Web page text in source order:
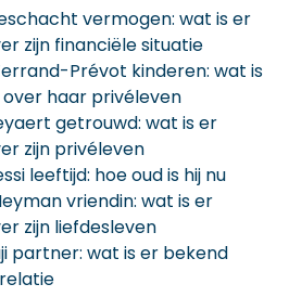
vermogen: wat is er
zijn financiële situatie
Prévot kinderen: wat is
haar privéleven
getrouwd: wat is er
zijn privéleven
leeftijd: hoe oud is hij nu
vriendin: wat is er
zijn liefdesleven
partner: wat is er bekend